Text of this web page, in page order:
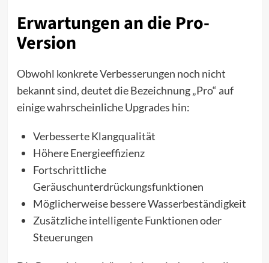
Erwartungen an die Pro-
Version
Obwohl konkrete Verbesserungen noch nicht
bekannt sind, deutet die Bezeichnung „Pro“ auf
einige wahrscheinliche Upgrades hin:
Verbesserte Klangqualität
Höhere Energieeffizienz
Fortschrittliche
Geräuschunterdrückungsfunktionen
Möglicherweise bessere Wasserbeständigkeit
Zusätzliche intelligente Funktionen oder
Steuerungen